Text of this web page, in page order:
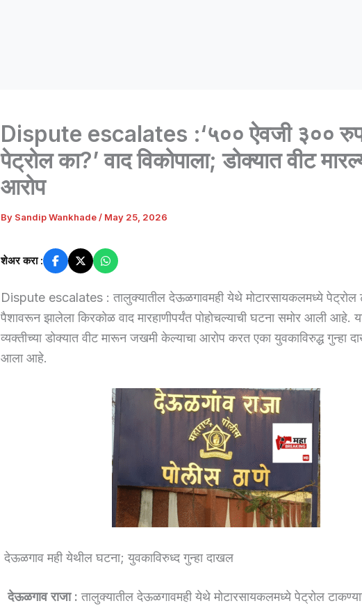
Dispute escalates :‘५०० ऐवजी ३००
पेट्रोल का?’ वाद विकोपाला; डोक्यात वीट
आरोप
By Sandip Wankhade / May 25, 2026
शेअर करा :
Dispute escalates : तालुक्यातील देऊळगावमही येथे मोटारसायकलमध्ये पेट्रोल
पैशावरून झालेला किरकोळ वाद मारहाणीपर्यंत पोहोचल्याची घटना समोर आली आहे.
व्यक्तीच्या डोक्यात वीट मारून जखमी केल्याचा आरोप करत एका युवकाविरुद्ध गुन्हा
आला आहे.
देऊळगाव मही येथील घटना; युवकाविरुध्द गुन्हा दाखल
देऊळगाव राजा : तालुक्यातील देऊळगावमही येथे मोटारसायकलमध्ये पेट्रोल